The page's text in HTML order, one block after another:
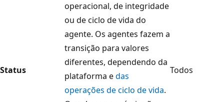
Status
operacional, de integridade
ou de ciclo de vida do
agente. Os agentes fazem a
transição para valores
diferentes, dependendo da
plataforma edas
operações de ciclo de vida.
Todos